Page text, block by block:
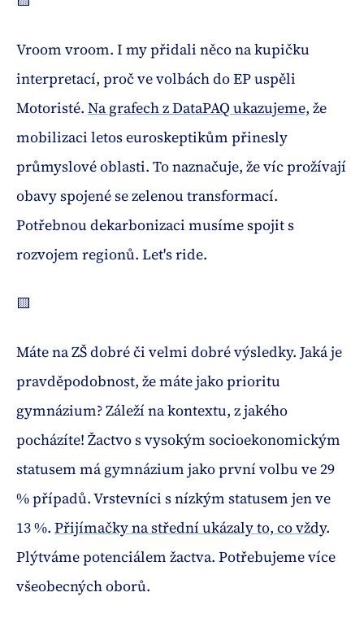
Vroom vroom. I my přidali něco na kupičku
interpretací, proč ve volbách do EP uspěli
Motoristé. Na grafech z DataPAQ ukazujeme, že
mobilizaci letos euroskeptikům přinesly
průmyslové oblasti. To naznačuje, že víc prožívají
obavy spojené se zelenou transformací.
Potřebnou dekarbonizaci musíme spojit s
rozvojem regionů. Let's ride.
🟨
Máte na ZŠ dobré či velmi dobré výsledky. Jaká je
pravděpodobnost, že máte jako prioritu
gymnázium? Záleží na kontextu, z jakého
pocházíte! Žactvo s vysokým socioekonomickým
statusem má gymnázium jako první volbu ve 29
% případů. Vrstevníci s nízkým statusem jen ve
13 %. Přijímačky na střední ukázaly to, co vždy.
Plýtváme potenciálem žactva. Potřebujeme více
všeobecných oborů.